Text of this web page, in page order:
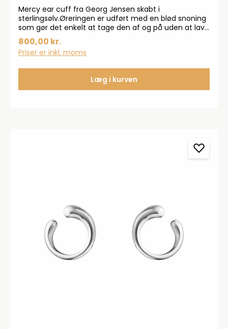
Mercy ear cuff fra Georg Jensen skabt i
sterlingsølv.Øreringen er udført med en blød snoning
som gør det enkelt at tage den af og på uden at lave
huller i øret.Bær øreringen alene eller kombiner med
andre for at fremvise et personligt udtryk.Sælges
enkeltvisMål:B: 8 mmØ: 10 mm
800,00 kr.
Priser er inkl. moms
Læg i kurven